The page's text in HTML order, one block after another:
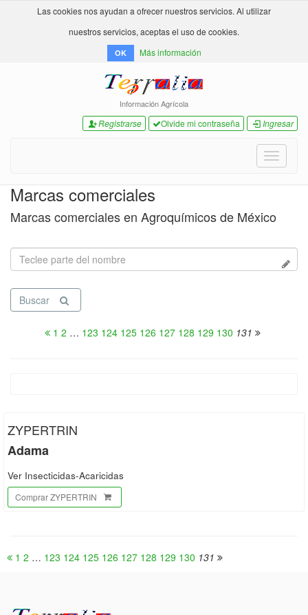
Las cookies nos ayudan a ofrecer nuestros servicios. Al utilizar
nuestros servicios, aceptas el uso de cookies.
OK Más información
Información Agrícola
Registrarse Olvide mi contraseña Ingresar
Toggle
Marcas comerciales
Marcas comerciales en Agroquímicos de México
Buscar
1 2 … 123 124 125 126 127 128 129 130 131
ZYPERTRIN
Adama
Ver Insecticidas-Acaricidas
Comprar ZYPERTRIN
1 2 … 123 124 125 126 127 128 129 130 131